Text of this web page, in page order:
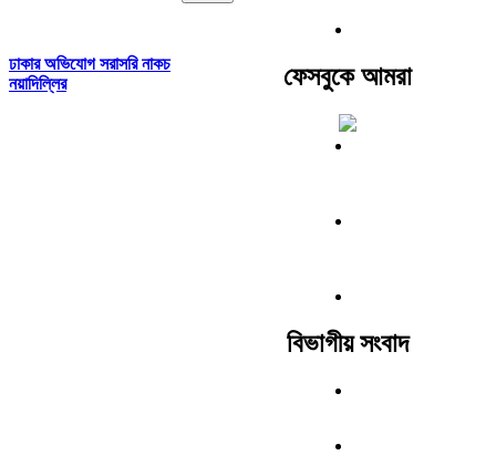
ঢাকার অভিযোগ সরাসরি নাকচ
নয়াদিল্লির
ফেসবুকে আমরা
বিভাগীয় সংবাদ